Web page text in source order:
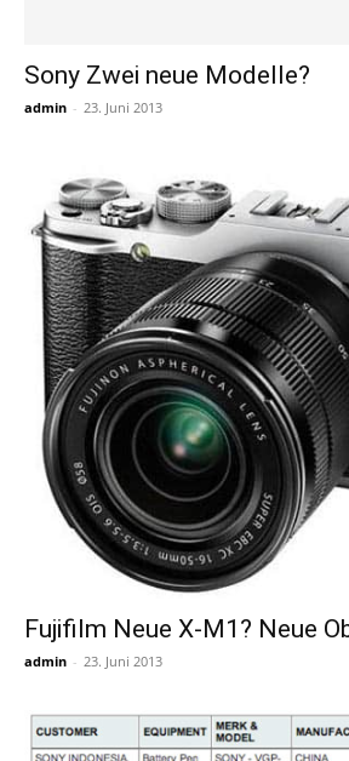
Sony Zwei neue Modelle?
admin - 23. Juni 2013
Fujifilm Neue X-M1? Neue
admin - 23. Juni 2013